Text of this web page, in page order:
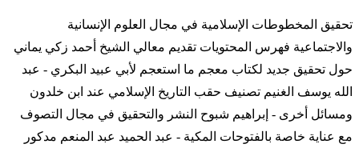
تحقيق المخطوطات الإسلامية في مجال العلوم الإنسانية
والاجتماعية فهرس المحتويات تقديم معالي الشيخ أحمد زكي يماني
حول تحقيق جديد لكتاب معجم ما استعجم لأبي عبيد البكري - عبد
الله يوسف الغنيم تصنيف حقب التاريخ الإسلامي عند ابن خلدون
ومسائل أخرى - إبراهيم شبوح النشر والتحقيق في مجال التصوف
مع عناية خاصة بالفتوحات المكية - عبد الحميد عبد المنعم مدكور